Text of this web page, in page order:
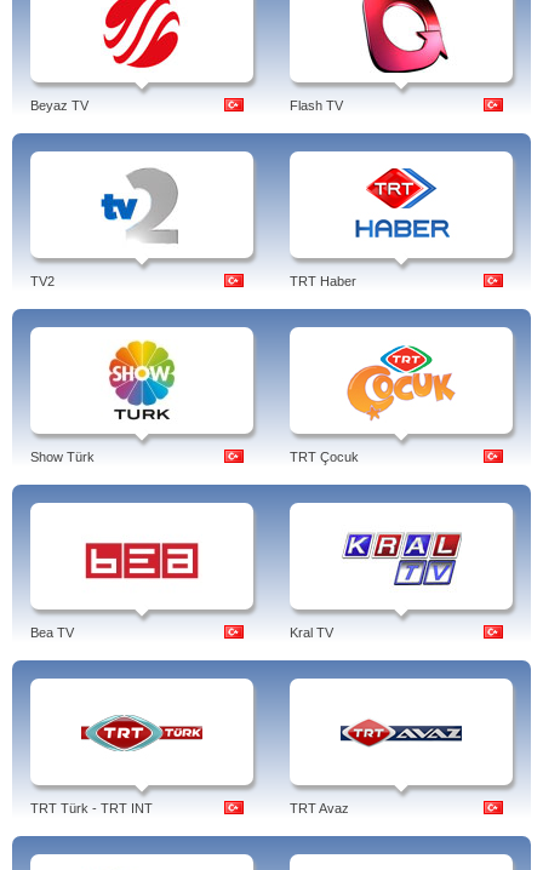
Beyaz TV Flash TV
TV2 TRT Haber
Show Türk TRT Çocuk
Bea TV Kral TV
TRT Türk - TRT INT TRT Avaz